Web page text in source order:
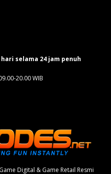
selama 24 jam penuh
20.00 WIB
Digital & Game Retail Resmi